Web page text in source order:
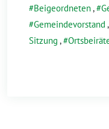
Beigeordneten,
Gemeindevorstand ,
Sitzung ,